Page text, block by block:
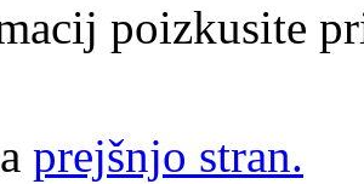
poizkusite
prejšnjo stran.